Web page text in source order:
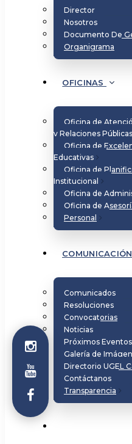
Director
Nosotros
Documento De
Organigrama
OFICINAS
Oficina de
y Relaciones Públicas
Oficina de
Educativas
Oficina de
Institucional
Oficina de
Oficina de
Personal
COMUNICACIÓN
Comunicados
Resoluciones
Convocatorias
Noticias
Próximos Eventos
Galería de
Directorio UGEL
Contáctanos
Transparencia